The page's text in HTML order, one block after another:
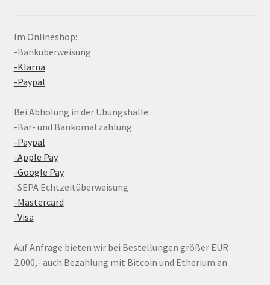
Im Onlineshop:
-Banküberweisung
-Klarna
-Paypal
Bei Abholung in der Übungshalle:
-Bar- und Bankomatzahlung
-Paypal
-Apple Pay
-Google Pay
-SEPA Echtzeitüberweisung
-Mastercard
-Visa
Auf Anfrage bieten wir bei Bestellungen größer EUR
2.000,- auch Bezahlung mit Bitcoin und Etherium an